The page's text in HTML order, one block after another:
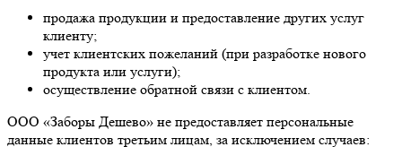
продажа продукции и предоставление других услуг
клиенту;
учет клиентских пожеланий (при разработке нового
продукта или услуги);
осуществление обратной связи с клиентом.
ООО «Заборы Дешево» не предоставляет персональные
данные клиентов третьим лицам, за исключением случаев: